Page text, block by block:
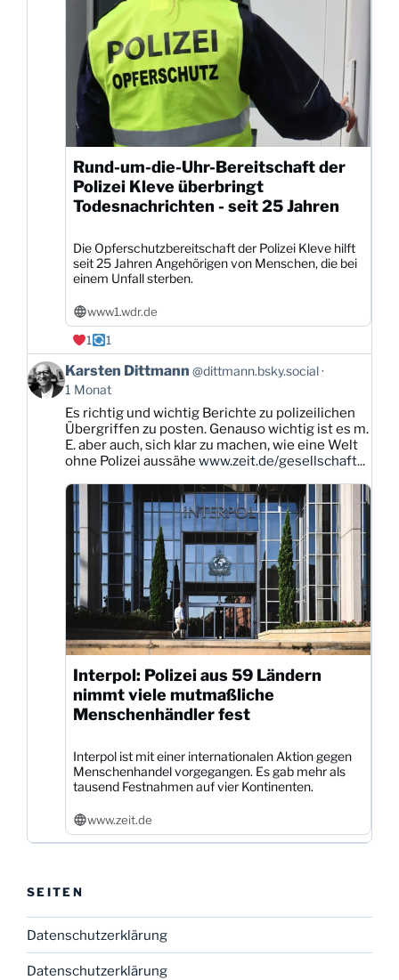
Rund-um-die-Uhr-Bereitschaft der
Polizei Kleve überbringt
Todesnachrichten - seit 25 Jahren
Die Opferschutzbereitschaft der Polizei Kleve hilft
seit 25 Jahren Angehörigen von Menschen, die bei
einem Unfall sterben.
www1.wdr.de
1
1
Beitrag
von
Karsten
Dittmann
Bluesky
ansehen
Karsten Dittmann @dittmann.bsky.social
1 Monat
Es richtig und wichtig Berichte zu polizeilichen
Übergriffen zu posten. Genauso wichtig ist es m.
E. aber auch, sich klar zu machen, wie eine Welt
ohne Polizei aussähe www.zeit.de/gesellschaft...
Interpol: Polizei aus 59 Ländern
nimmt viele mutmaßliche
Menschenhändler fest
Interpol ist mit einer internationalen Aktion gegen
Menschenhandel vorgegangen. Es gab mehr als
tausend Festnahmen auf vier Kontinenten.
www.zeit.de
SEITEN
Datenschutzerklärung
Datenschutzerklärung